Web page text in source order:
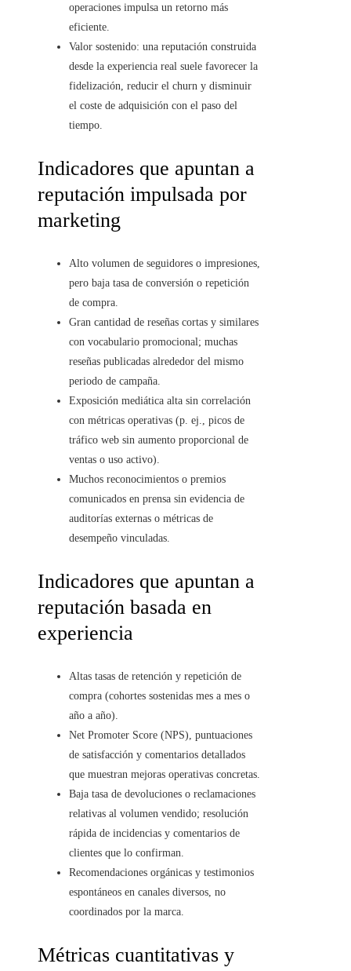
operaciones impulsa un retorno más
eficiente.
Valor sostenido: una reputación construida
desde la experiencia real suele favorecer la
fidelización, reducir el churn y disminuir
el coste de adquisición con el paso del
tiempo.
Indicadores que apuntan a
reputación impulsada por
marketing
Alto volumen de seguidores o impresiones,
pero baja tasa de conversión o repetición
de compra.
Gran cantidad de reseñas cortas y similares
con vocabulario promocional; muchas
reseñas publicadas alrededor del mismo
periodo de campaña.
Exposición mediática alta sin correlación
con métricas operativas (p. ej., picos de
tráfico web sin aumento proporcional de
ventas o uso activo).
Muchos reconocimientos o premios
comunicados en prensa sin evidencia de
auditorías externas o métricas de
desempeño vinculadas.
Indicadores que apuntan a
reputación basada en
experiencia
Altas tasas de retención y repetición de
compra (cohortes sostenidas mes a mes o
año a año).
Net Promoter Score (NPS), puntuaciones
de satisfacción y comentarios detallados
que muestran mejoras operativas concretas.
Baja tasa de devoluciones o reclamaciones
relativas al volumen vendido; resolución
rápida de incidencias y comentarios de
clientes que lo confirman.
Recomendaciones orgánicas y testimonios
espontáneos en canales diversos, no
coordinados por la marca.
Métricas cuantitativas y